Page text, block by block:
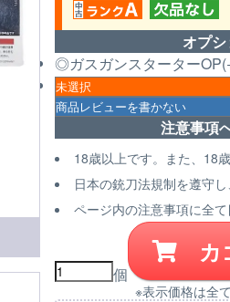
オプ
◎ガスガンスターター
注意事項
18歳以上です。また、18
日本の銃刀法規制を遵守し
ページ内の注意事項に全て
個
カ
※表示価格は全